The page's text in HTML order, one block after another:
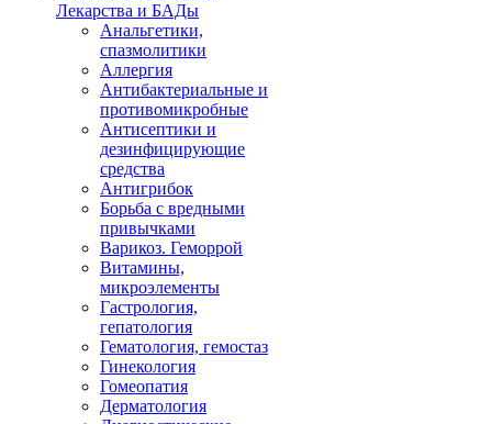
Лекарства и БАДы
Анальгетики,
спазмолитики
Аллергия
Антибактериальные и
противомикробные
Антисептики и
дезинфицирующие
средства
Антигрибок
Борьба с вредными
привычками
Варикоз. Геморрой
Витамины,
микроэлементы
Гастрология,
гепатология
Гематология, гемостаз
Гинекология
Гомеопатия
Дерматология